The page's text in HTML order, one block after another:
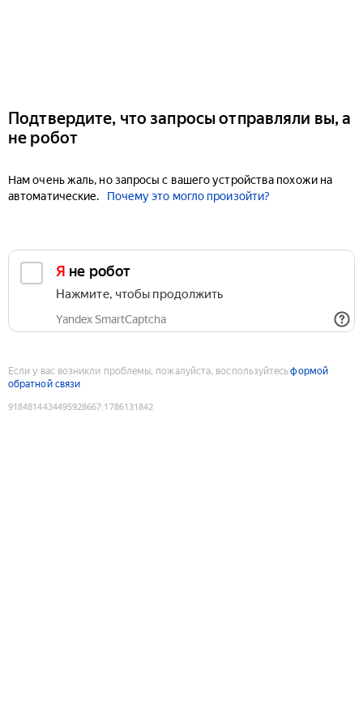
Подтвердите, что запросы отправляли вы, а
не робот
Нам очень жаль, но запросы с вашего устройства похожи на
автоматические.
Почему это могло произойти?
Я не робот
Нажмите, чтобы продолжить
Yandex SmartCaptcha
Если у вас возникли проблемы, пожалуйста, воспользуйтесьформой
обратной связи
9184814434495928667:1786131842